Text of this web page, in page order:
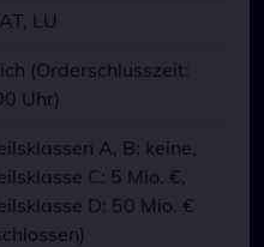
LU
(Orderschlusszeit:
Uhr)
A, B: keine,
C: 5 Mio. €,
D: 50 Mio. €